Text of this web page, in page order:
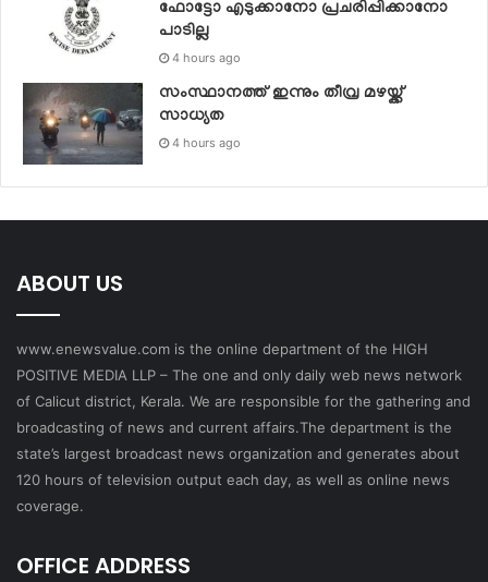
ഫോട്ടോ എടുക്കാനോ പ്രചരിപ്പിക്കാനോ
പാടില്ല
4 hours ago
സംസ്ഥാനത്ത് ഇന്നും തീവ്ര മഴയ്ക്ക്
സാധ്യത
4 hours ago
ABOUT US
www.enewsvalue.com is the online department of the HIGH
POSITIVE MEDIA LLP – The one and only daily web news network
of Calicut district, Kerala. We are responsible for the gathering and
broadcasting of news and current affairs.The department is the
state’s largest broadcast news organization and generates about
120 hours of television output each day, as well as online news
coverage.
OFFICE ADDRESS